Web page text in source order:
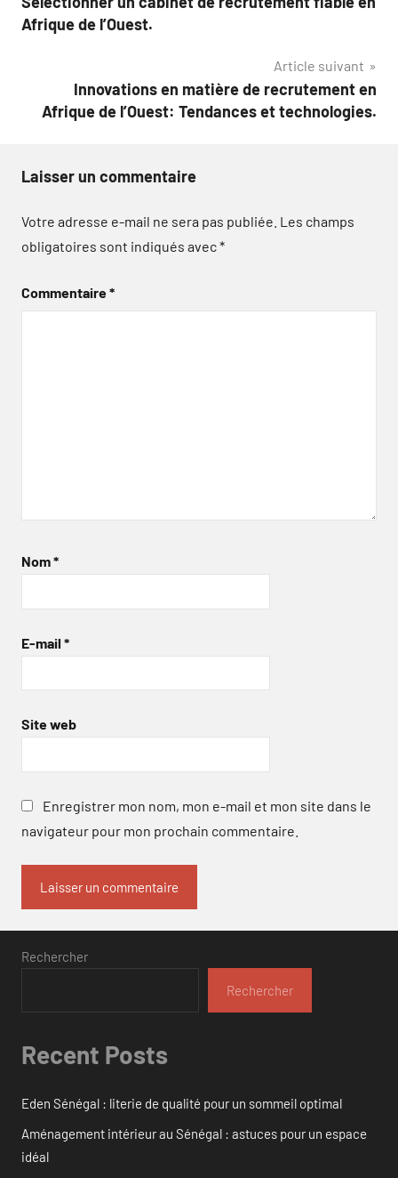
de
Afrique de l’Ouest.
Article suivant
Innovations en matière de recrutement en
Afrique de l’Ouest: Tendances et technologies.
Laisser un commentaire
Votre adresse e-mail ne sera pas publiée. Les champs
obligatoires sont indiqués avec*
Commentaire*
Nom*
E-mail *
Site web
Enregistrer mon nom, mon e-mail et mon site dans le
navigateur pour mon prochain commentaire.
Rechercher
Rechercher
Recent Posts
Eden Sénégal : literie de qualité pour un sommeil optimal
Aménagement intérieur au Sénégal : astuces pour un espace
idéal